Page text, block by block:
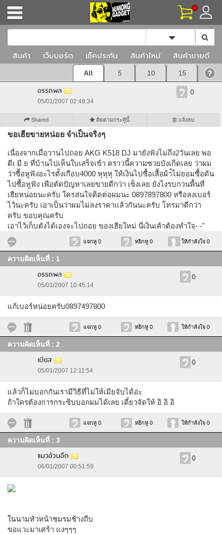
Toggle
สินค้า เว็บบอร์ด เช็คประกัน สินค้าใหม่ สินค้าขายดี
All 5 10 15
อรรถพล
05/01/2007 02:48:34
0
Shared ติดตามกระทู้นี้ แจ้งลบ
ขอเฮียขายหน่อย จำเป็นจริงๆ
เนื่องจากเมื่อวานไปถอย AKG K518 DJ มายังฟังไม่ถึง2วันเลย พอ
ดีเ มี ย ที่บ้านไปเห็นใบเสร็จเข้า คราวนี้ความซวยบังเกิดเลย ว่าผม
ว่าซื้อหูฟังอะไรตั้งเกือบ4000 หุหุหุ ให้เงินไปซื้อเสื้อผ้า้ไม่ยอมซื้อดัน
ไปซื้อหูฟัง เพือตัดปัญหาเลยขายดีกว่า เซ็งเลย ยังไงรบกวนพื้นที่
เฮียหน่อยนะครับ ใครสนใจติดต่อผมนะ 0897897800 หรือลงเบอร์
ไว้นะครับ เอาเป็นว่าผมไม่ลงราคาเเล้วกันนะครับ โทรมาดีกว่า
ครับ ขอบคุณครับ
เอาไว้เก็บตังได้เองจะไปถอย ของเฮียใหม่ นี่เงินเค้าต้องทำใจ- -"
แจกหู 0 หยิกหู 0 ให้กำลังใจ 0
ความคิดเห็นที่ : 1
อรรถพล
05/01/2007 10:45:14
0
แก้เบอร์หน่อยครับ0897497800
แจกหู 0 หยิกหู 0 ให้กำลังใจ 0
ความคิดเห็นที่ : 2
เบียส
05/01/2007 12:11:54
0
แล้วก็ไม่บอกกันเรามีวิธีที่ไม่ให้เมียจับได้อ่ะ
ถ้าใครต้องการกระซิบบอกผมได้เลย เดี๋ยวจัดให้ อิ อิ อิ
แจกหู 0 หยิกหู 0 ให้กำลังใจ 0
ความคิดเห็นที่ : 3
แมวอ้วนอืด
06/01/2007 00:51:59
0
ในนามหัวหน้าชมรมช้างถีบ
ขอแวะมาเศร้า แงๆๆๆ